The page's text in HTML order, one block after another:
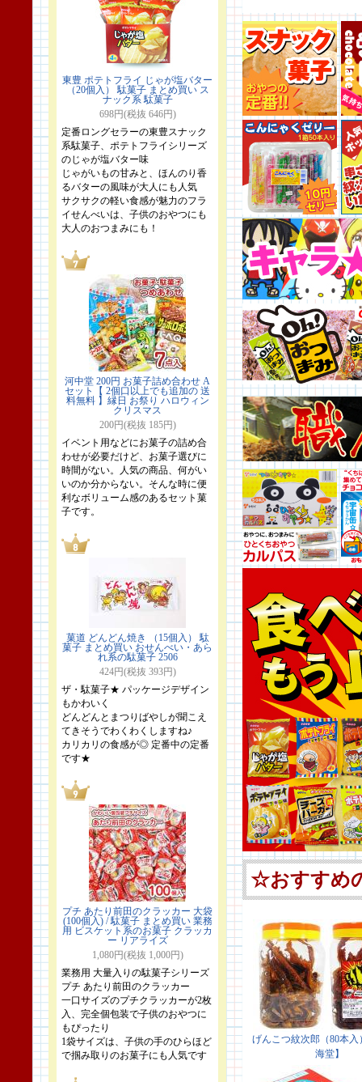
東豊 ポテトフライ じゃが塩バター
（20個入） 駄菓子 まとめ買い ス
ナック系 駄菓子
698円(税抜 646円)
定番ロングセラーの東豊スナック
系駄菓子、ポテトフライシリーズ
のじゃが塩バター味
じゃがいもの甘みと、ほんのり香
るバターの風味が大人にも人気
サクサクの軽い食感が魅力のフラ
イせんべいは、子供のおやつにも
大人のおつまみにも！
河中堂 200円 お菓子詰め合わせ A
セット【 2個口以上でも追加の 送
料無料 】縁日 お祭り ハロウィン
クリスマス
200円(税抜 185円)
イベント用などにお菓子の詰め合
わせが必要だけど、お菓子選びに
時間がない。人気の商品、何がい
いのか分からない。そんな時に便
利なボリューム感のあるセット菓
子です。
菓道 どんどん焼き （15個入） 駄
菓子 まとめ買い おせんべい・あら
れ系の駄菓子 2506
424円(税抜 393円)
ザ・駄菓子★ パッケージデザイン
もかわいく
どんどんとまつりばやしが聞こえ
てきそうでわくわくしますね♪
カリカリの食感が◎ 定番中の定番
です★
プチ あたり前田のクラッカー 大袋
(100個入) / 駄菓子 まとめ買い 業務
用 ビスケット系のお菓子 クラッカ
ー リアライズ
1,080円(税抜 1,000円)
業務用 大量入りの駄菓子シリーズ
プチ あたり前田のクラッカー
一口サイズのプチクラッカーが2枚
入、完全個包装で子供のおやつに
もぴったり
1袋サイズは、子供の手のひらほど
で掴み取りのお菓子にも人気です